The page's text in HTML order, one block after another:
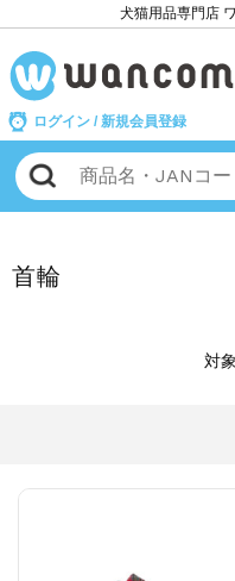
犬猫用品専門店
ログイン / 新規会員登録
首輪
対